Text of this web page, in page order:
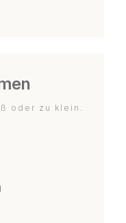
oder zu klein.